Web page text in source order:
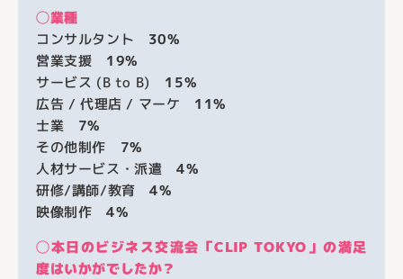
◯業種
コンサルタント 30%
営業支援 19%
サービス (B to B) 15%
広告 / 代理店 / マーケ 11%
士業 7%
その他制作 7%
人材サービス・派遣 4%
研修/講師/教育 4%
映像制作 4%
◯本日のビジネス交流会「CLIP TOKYO」の満足
度はいかがでしたか？